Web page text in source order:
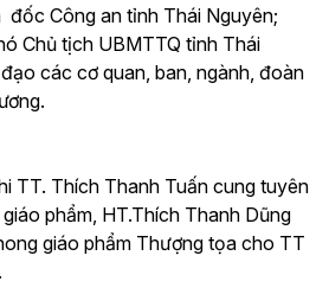
đốc Công an tỉnh Thái Nguyên;
Chủ tịch UBMTTQ tỉnh Thái
các cơ quan, ban, ngành, đoàn
TT. Thích Thanh Tuấn cung tuyên
phẩm, HT.Thích Thanh Dũng
giáo phẩm Thượng tọa cho TT